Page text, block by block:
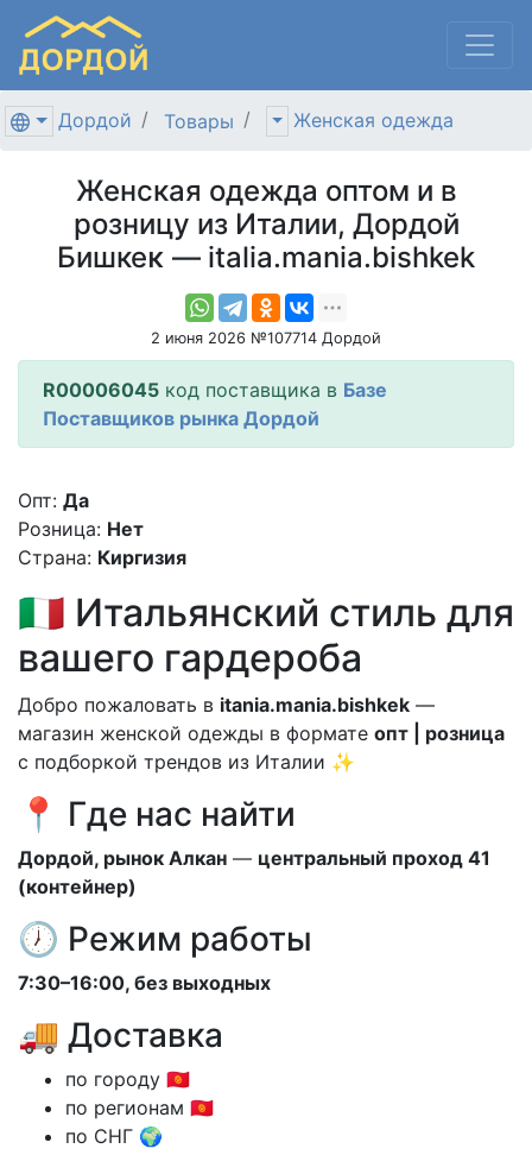
Дордой Товары Женская одежда
Женская одежда оптом и в
розницу из Италии, Дордой
Бишкеκ — italia.mania.bishkek
2 июня 2026 №107714 Дордой
R00006045 код поставщика в Базе
Поставщиков рынка Дордой
Опт: Да
Розница: Нет
Страна: Киргизия
🇮🇹 Итальянский стиль для
вашего гардероба
Добро пожаловать в itania.mania.bishkek —
магазин женской одежды в формате опт | розница
с подборкой трендов из Италии ✨
📍 Где нас найти
Дордой, рынок Алкан — центральный проход 41
(контейнер)
🕖 Режим работы
7:30–16:00, без выходных
🚚 Доставка
по городу 🇰🇬
по регионам 🇰🇬
по СНГ 🌍